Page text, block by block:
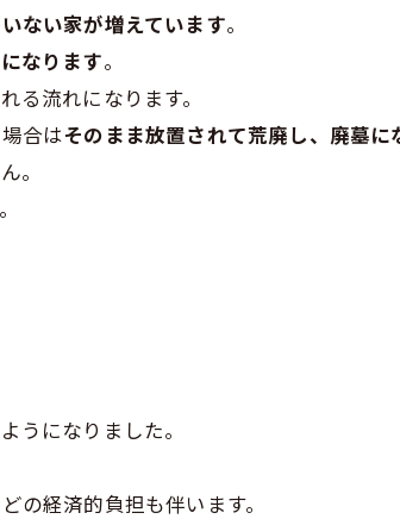
ない家が増えています。
なります。
流れになります。
合はそのまま放置されて荒廃し、廃墓に
。
うになりました。
の経済的負担も伴います。